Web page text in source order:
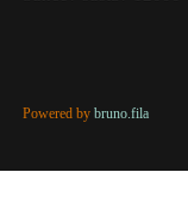
Powered by bruno.fila